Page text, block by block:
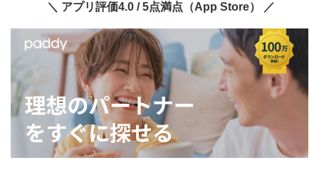
＼ アプリ評価4.0 / 5点満点（App Store） ／